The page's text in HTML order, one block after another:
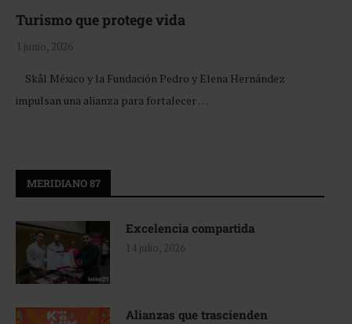
Turismo que protege vida
1 junio, 2026
Skål México y la Fundación Pedro y Elena Hernández
impulsan una alianza para fortalecer …
MERIDIANO 87
Excelencia compartida
14 julio, 2026
Alianzas que trascienden